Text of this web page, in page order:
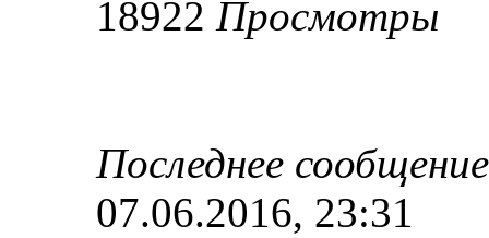
18922 Просмотры
Последнее
07.06.2016, 23:31